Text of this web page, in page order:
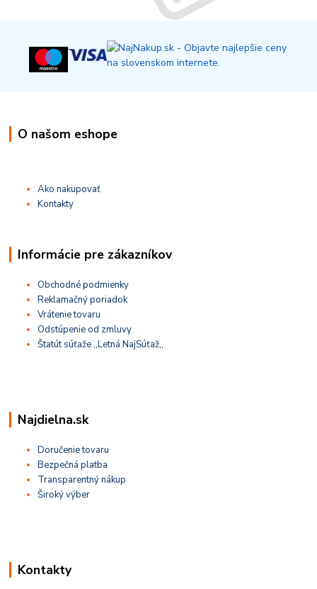
O našom eshope
Ako nakupovať
Kontakty
Informácie pre zákazníkov
Obchodné podmienky
Reklamačný poriadok
Vrátenie tovaru
Odstúpenie od zmluvy
Štatút súťaže ,,Letná NajSúťaž,,
Najdielna.sk
Doručenie tovaru
Bezpečná platba
Transparentný nákup
Široký výber
Kontakty